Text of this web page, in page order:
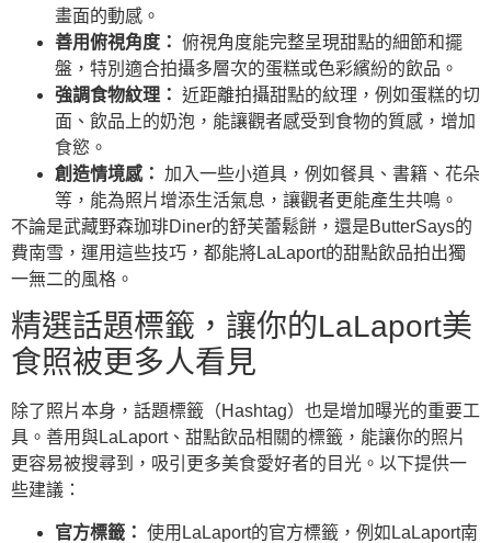
畫面的動感。
善用俯視角度： 俯視角度能完整呈現甜點的細節和擺
盤，特別適合拍攝多層次的蛋糕或色彩繽紛的飲品。
強調食物紋理： 近距離拍攝甜點的紋理，例如蛋糕的切
面、飲品上的奶泡，能讓觀者感受到食物的質感，增加
食慾。
創造情境感： 加入一些小道具，例如餐具、書籍、花朵
等，能為照片增添生活氣息，讓觀者更能產生共鳴。
不論是武藏野森珈琲Diner的舒芙蕾鬆餅，還是ButterSays的
費南雪，運用這些技巧，都能將LaLaport的甜點飲品拍出獨
一無二的風格。
精選話題標籤，讓你的LaLaport美
食照被更多人看見
除了照片本身，話題標籤（Hashtag）也是增加曝光的重要工
具。善用與LaLaport、甜點飲品相關的標籤，能讓你的照片
更容易被搜尋到，吸引更多美食愛好者的目光。以下提供一
些建議：
官方標籤： 使用LaLaport的官方標籤，例如LaLaport南